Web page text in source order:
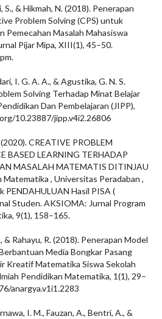
S., & Hikmah, N. (2018). Penerapan
Problem Solving (CPS) untuk
Pemecahan Masalah Mahasiswa
Pijar Mipa, XIII(1), 45–50.
I. G. A. A., & Agustika, G. N. S.
Solving Terhadap Minat Belajar
Dan Pembelajaran (JIPP),
10.23887/jipp.v4i2.26806
CREATIVE PROBLEM
BASED LEARNING TERHADAP
MASALAH MATEMATIS DITINJAU
Matematika , Universitas Peradaban ,
PENDAHULUAN Hasil PISA (
Studen. AKSIOMA: Jurnal Program
9(1), 158–165.
& Rahayu, R. (2018). Penerapan Model
Media Bongkar Pasang
Kreatif Matematika Siswa Sekolah
Pendidikan Matematika, 1(1), 29–
anargya.v1i1.2283
I. M., Fauzan, A., Bentri, A., &